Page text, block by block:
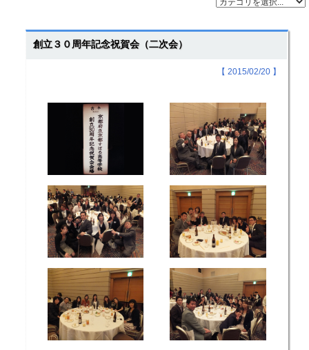
創立３０周年記念祝賀会（二次会）
【 2015/02/20 】